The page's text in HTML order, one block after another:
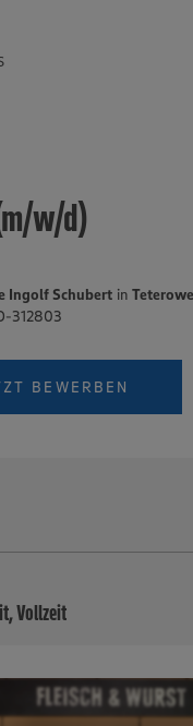
w/d)
Ingolf Schubert in
312803
BEWERBEN
Vollzeit